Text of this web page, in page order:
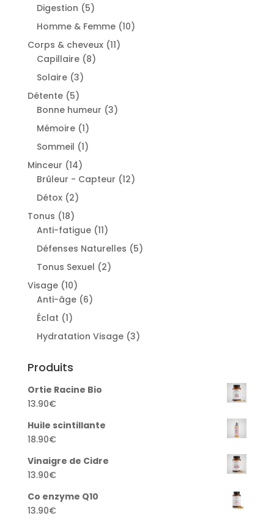
Digestion 55
products
Homme & Femme 1010
Corps & cheveux 1111
Capillaire 88
Solaire 33
Détente 55
products
Bonne humeur 33
Mémoire 11
product
Sommeil 11
Minceur 1414
products
Brûleur - Capteur 1212
Détox 22
Tonus 1818
products
Anti-fatigue 1111
products
Défenses Naturelles 55
Tonus Sexuel 22
Visage 1010
products
Anti-âge 66
Éclat 11
product
Hydratation Visage 33
Produits
Ortie Racine Bio
13.90€
Huile scintillante
18.90€
Vinaigre de Cidre
13.90€
Co enzyme Q10
13.90€